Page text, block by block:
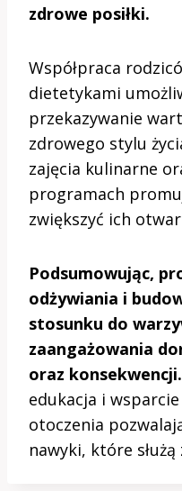
zdrowe posiłki.
Współpraca
dietetykami
przekazywanie
zdrowego stylu
zajęcia kulinarne
programach
zwiększyć ich
Podsumowując,
odżywiania i
stosunku do
zaangażowania
oraz konsekwencji.
edukacja i
otoczenia
nawyki, które